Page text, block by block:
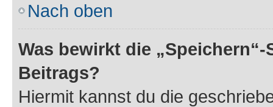
Nach oben
Was bewirkt die
Beitrags?
Hiermit kannst du die